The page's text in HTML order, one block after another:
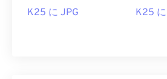
K25 に JPG K25